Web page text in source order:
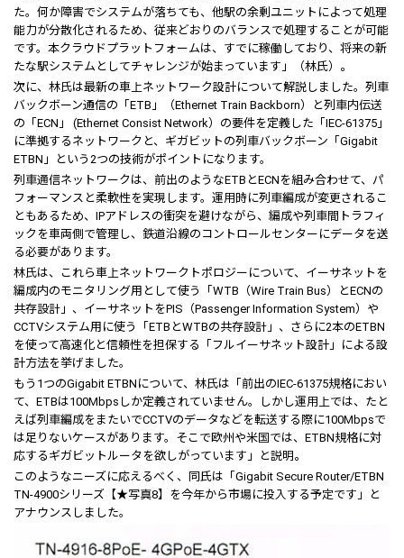
た。何か障害でシステムが落ちても、他駅の余剰ユニットによって処理
能力が分散化されるため、従来どおりのバランスで処理することが可能
です。本クラウドプラットフォームは、すでに稼働しており、将来の新
たな駅システムとしてチャレンジが始まっています」（林氏）。
次に、林氏は最新の車上ネットワーク設計について解説しました。列車
バックボーン通信の「ETB」（Ethernet Train Backborn）と列車内伝送
の「ECN」 (Ethernet Consist Network）の要件を定義した「IEC-61375」
に準拠するネットワークと、ギガビットの列車バックボーン「Gigabit
ETBN」という2つの技術がポイントになります。
列車通信ネットワークは、前出のようなETBとECNを組み合わせて、パ
フォーマンスと柔軟性を実現します。運用時に列車編成が変更されるこ
ともあるため、IPアドレスの衝突を避けながら、編成や列車間トラフィ
ックを車両側で管理し、鉄道沿線のコントロールセンターにデータを送
る必要があります。
林氏は、これら車上ネットワークトポロジーについて、イーサネットを
編成内のモニタリング用として使う「WTB（Wire Train Bus）とECNの
共存設計」、イーサネットをPIS（Passenger Information System）や
CCTVシステム用に使う「ETBとWTBの共存設計」、さらに2本のETBN
を使って高速化と信頼性を担保する「フルイーサネット設計」による設
計方法を挙げました。
もう1つのGigabit ETBNについて、林氏は「前出のIEC-61375規格におい
て、ETBは100Mbpsしか定義されていません。しかし運用上では、たと
えば列車編成をまたいでCCTVのデータなどを転送する際に100Mbpsで
は足りないケースがあります。そこで欧州や米国では、ETBN規格に対
応するギガビットルータを欲しがっています」と説明。
このようなニーズに応えるべく、同氏は「Gigabit Secure Router/ETBN
TN-4900シリーズ【★写真8】を今年から市場に投入する予定です」と
アナウンスしました。